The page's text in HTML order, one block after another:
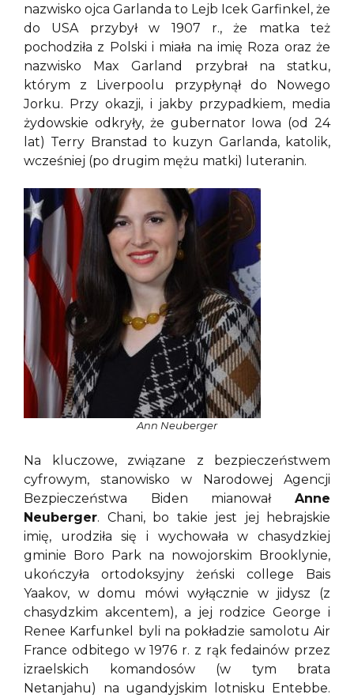
nazwisko ojca Garlanda to Lejb Icek Garfinkel, że
do USA przybył w 1907 r., że matka też
pochodziła z Polski i miała na imię Roza oraz że
nazwisko Max Garland przybrał na statku,
którym z Liverpoolu przypłynął do Nowego
Jorku. Przy okazji, i jakby przypadkiem, media
żydowskie odkryły, że gubernator Iowa (od 24
lat) Terry Branstad to kuzyn Garlanda, katolik,
wcześniej (po drugim mężu matki) luteranin.
Ann Neuberger
Na kluczowe, związane z bezpieczeństwem
cyfrowym, stanowisko w Narodowej Agencji
Bezpieczeństwa Biden mianował Anne
Neuberger. Chani, bo takie jest jej hebrajskie
imię, urodziła się i wychowała w chasydzkiej
gminie Boro Park na nowojorskim Brooklynie,
ukończyła ortodoksyjny żeński college Bais
Yaakov, w domu mówi wyłącznie w jidysz (z
chasydzkim akcentem), a jej rodzice George i
Renee Karfunkel byli na pokładzie samolotu Air
France odbitego w 1976 r. z rąk fedainów przez
izraelskich komandosów (w tym brata
Netanjahu) na ugandyjskim lotnisku Entebbe.